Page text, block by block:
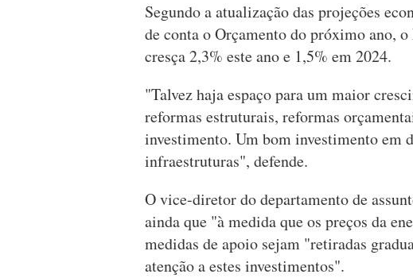
Segundo a atualização das projeções
de conta o Orçamento do próximo ano,
cresça 2,3% este ano e 1,5% em 2024.
"Talvez haja espaço para um maior
reformas estruturais, reformas
investimento. Um bom investimento em
infraestruturas", defende.
O vice-diretor do departamento de
ainda que "à medida que os preços da
medidas de apoio sejam "retiradas
atenção a estes investimentos".